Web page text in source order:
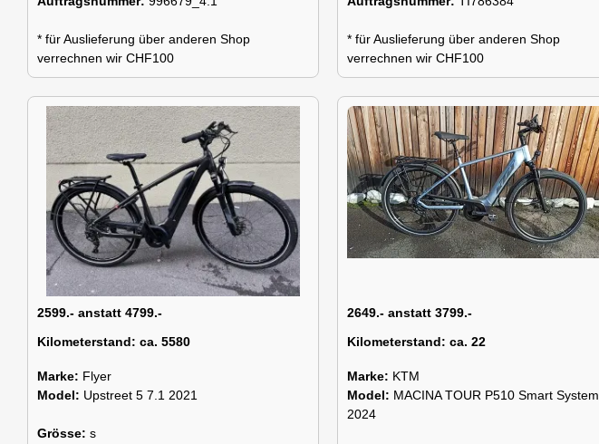
* für Auslieferung über anderen Shop
verrechnen wir CHF100
* für Auslieferung über anderen Shop
verrechnen wir CHF100
2599.- anstatt 4799.-
Kilometerstand: ca. 5580
Marke: Flyer
Model: Upstreet 5 7.1 2021
Grösse: s
2649.- anstatt 3799.-
Kilometerstand: ca. 22
Marke: KTM
Model: MACINA TOUR P510 Smart System
2024